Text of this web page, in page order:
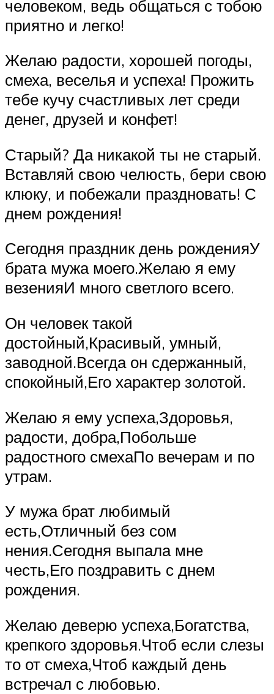
человеком, ведь общаться с тобою
приятно и легко!
Желаю радости, хорошей погоды,
смеха, веселья и успеха! Прожить
тебе кучу счастливых лет среди
денег, друзей и конфет!
Старый? Да никакой ты не старый.
Вставляй свою челюсть, бери свою
клюку, и побежали праздновать! С
днем рождения!
Сегодня праздник день рожденияУ
брата мужа моего.Желаю я ему
везенияИ много светлого всего.
Он человек такой
достойный,Красивый, умный,
заводной.Всегда он сдержанный,
спокойный,Его характер золотой.
Желаю я ему успеха,Здоровья,
радости, добра,Побольше
радостного смехаПо вечерам и по
утрам.
У мужа брат любимый
есть,Отличный без сом
нения.Сегодня выпала мне
честь,Его поздравить с днем
рождения.
Желаю деверю успеха,Богатства,
крепкого здоровья.Чтоб если слезы
то от смеха,Чтоб каждый день
встречал с любовью.